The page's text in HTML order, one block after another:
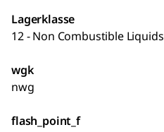
Lagerklasse
12 - Non Combustible Liquids
wgk
nwg
flash_point_f